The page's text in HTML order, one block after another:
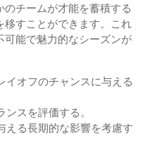
チームが才能を蓄積する
移すことができます。これ
能で魅力的なシーズンが
イオフのチャンスに与える
スを評価する。
える長期的な影響を考慮す